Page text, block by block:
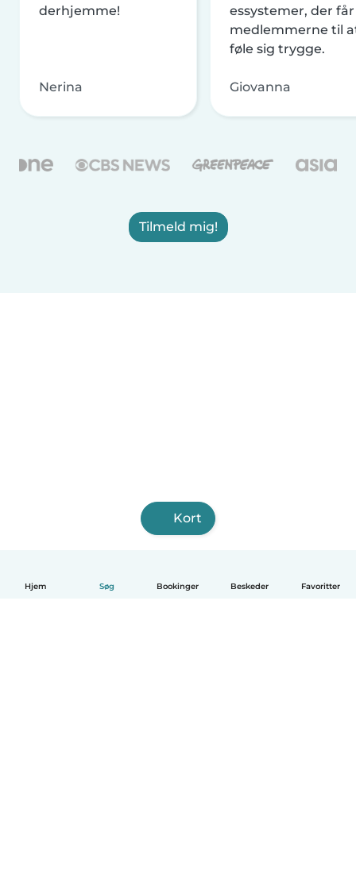
Hjem Søg Bookinger Beskeder Favoritter
derhjemme!
Nerina
essystemer, der får
medlemmerne til
føle sig trygge.
Giovanna
Tilmeld mig!
Kort